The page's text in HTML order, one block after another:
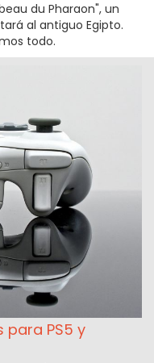
du Pharaon", un
al antiguo Egipto.
todo.
para PS5 y